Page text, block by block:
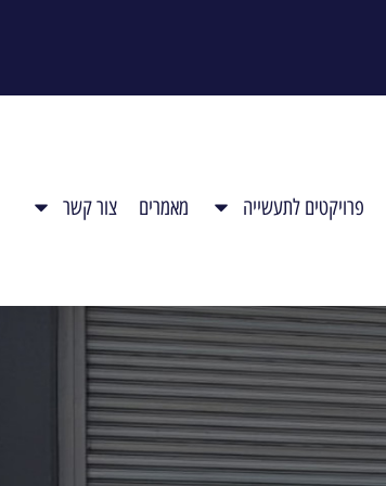
פרויקטים לתעשייה מאמרים צור קשר